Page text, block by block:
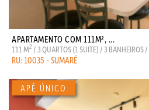
APARTAMENTO COM 111M², ...
111 M2 / 3 QUARTOS (1 SUITE) / 3 BANHEIROS
RU: 10035 - SUMARÉ